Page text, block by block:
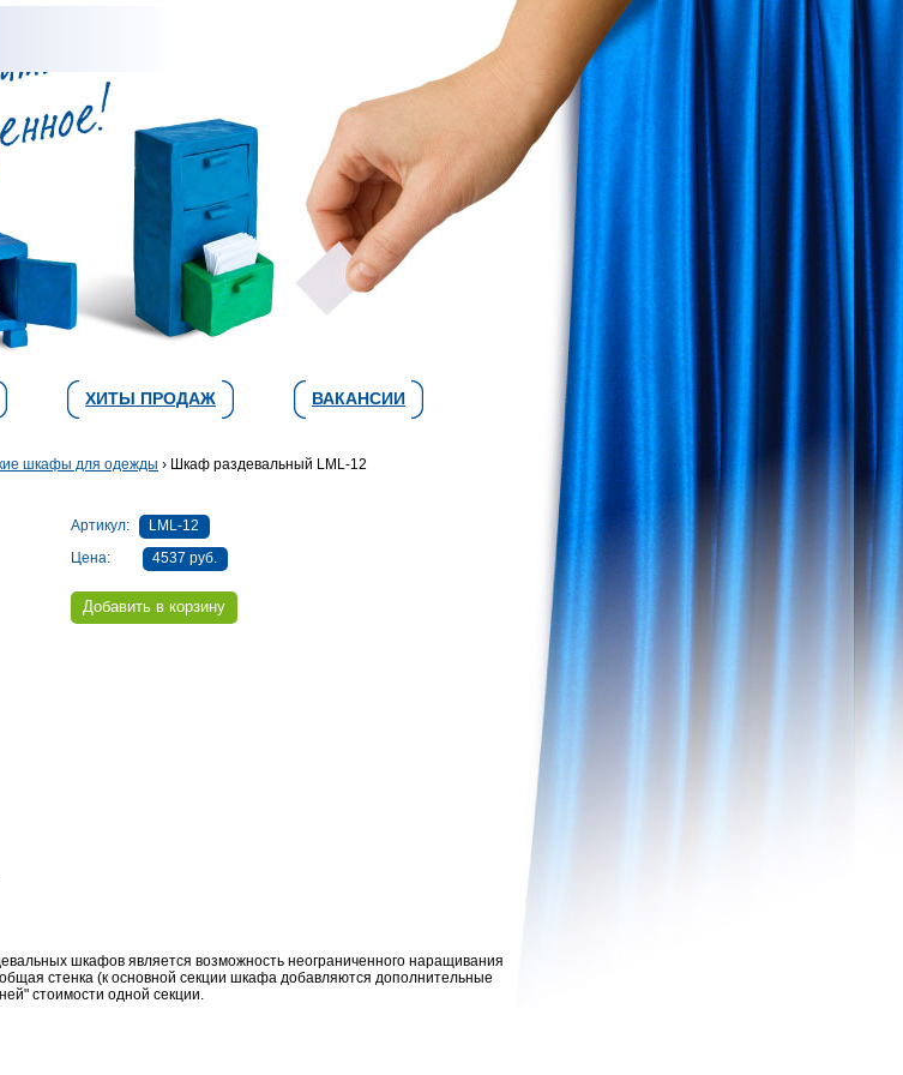
ХИТЫ ПРОДАЖ ВАКАНСИИ
шкафы для одежды › Шкаф раздевальный LML-12
Артикул:
LML-12
Цена:
4537 руб.
шкафов является возможность неограниченного наращивания
стенка (к основной секции шкафа добавляются дополнительные
стоимости одной секции.